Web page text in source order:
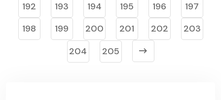
192
193 194 195 196
197
198
199 200 201 202
203
204
205